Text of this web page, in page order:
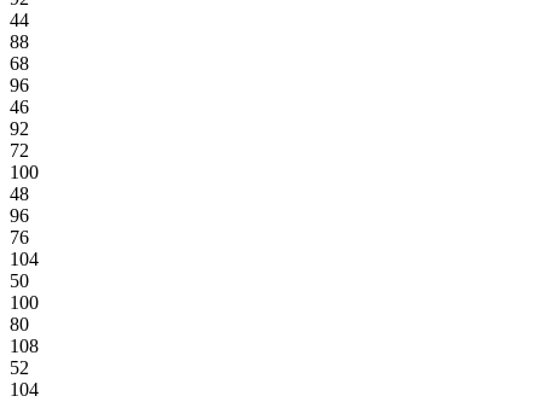
44
88
68
96
46
92
72
100
48
96
76
104
50
100
80
108
52
104